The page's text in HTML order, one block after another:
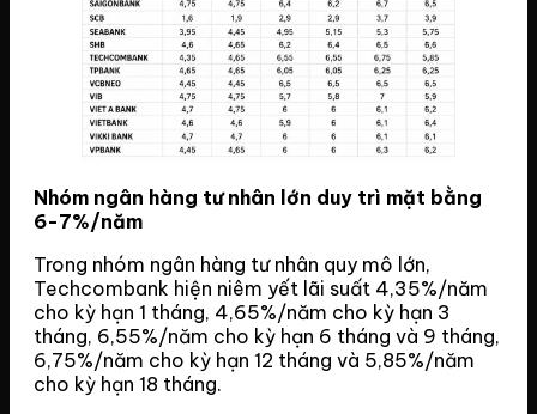
Nhóm ngân hàng tư nhân lớn duy trì mặt bằng
6-7%/năm
Trong nhóm ngân hàng tư nhân quy mô lớn,
Techcombank hiện niêm yết lãi suất 4,35%/năm
cho kỳ hạn 1 tháng, 4,65%/năm cho kỳ hạn 3
tháng, 6,55%/năm cho kỳ hạn 6 tháng và 9 tháng,
6,75%/năm cho kỳ hạn 12 tháng và 5,85%/năm
cho kỳ hạn 18 tháng.